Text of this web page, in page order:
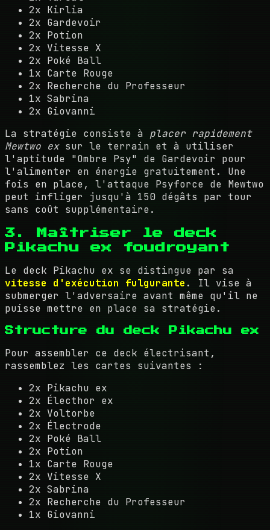
2x Kirlia
2x Gardevoir
2x Potion
2x Vitesse X
2x Poké Ball
1x Carte Rouge
2x Recherche du Professeur
1x Sabrina
2x Giovanni
La stratégie consiste à placer rapidement
Mewtwo exsur le terrain et à utiliser
l'aptitude "Ombre Psy" de Gardevoir pour
l'alimenter en énergie gratuitement. Une
fois en place, l'attaque Psyforce de Mewtwo
peut infliger jusqu'à 150 dégâts par tour
sans coût supplémentaire.
3. Maîtriser le deck
Pikachu ex foudroyant
Le deck Pikachu ex se distingue par sa
vitesse d'exécution fulgurante . Il vise à
submerger l'adversaire avant même qu'il ne
puisse mettre en place sa stratégie.
Structure du deck Pikachu ex
Pour assembler ce deck électrisant,
rassemblez les cartes suivantes :
2x Pikachu ex
2x Électhor ex
2x Voltorbe
2x Électrode
2x Poké Ball
2x Potion
1x Carte Rouge
2x Vitesse X
2x Sabrina
2x Recherche du Professeur
1x Giovanni